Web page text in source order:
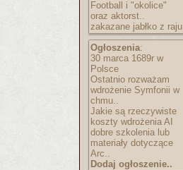
Football i "okolice"
oraz aktorst..
zakazane jabłko z raju
Ogłoszenia:
30 marca 1689r w
Polsce
Ostatnio rozważam
wdrożenie Symfonii w
chmu..
Jakie są rzeczywiste
koszty wdrożenia AI
dobre szkolenia lub
materiały dotyczące
Arc..
Dodaj ogłoszenie..